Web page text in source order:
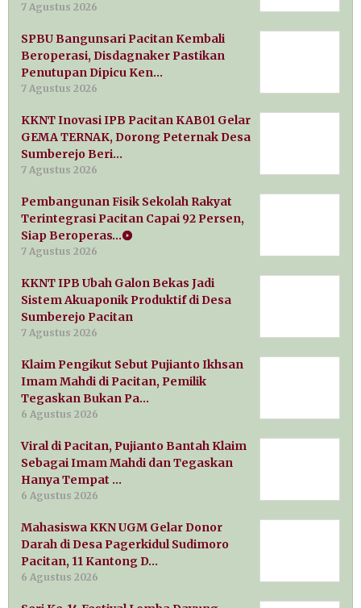
7 Agustus 2026
SPBU Bangunsari Pacitan Kembali
Beroperasi, Disdagnaker Pastikan
Penutupan Dipicu Ken…
7 Agustus 2026
KKNT Inovasi IPB Pacitan KAB01 Gelar
GEMA TERNAK, Dorong Peternak Desa
Sumberejo Beri…
7 Agustus 2026
Pembangunan Fisik Sekolah Rakyat
Terintegrasi Pacitan Capai 92 Persen,
Siap Beroperas…
7 Agustus 2026
KKNT IPB Ubah Galon Bekas Jadi
Sistem Akuaponik Produktif di Desa
Sumberejo Pacitan
7 Agustus 2026
Klaim Pengikut Sebut Pujianto Ikhsan
Imam Mahdi di Pacitan, Pemilik
Tegaskan Bukan Pa…
6 Agustus 2026
Viral di Pacitan, Pujianto Bantah Klaim
Sebagai Imam Mahdi dan Tegaskan
Hanya Tempat …
6 Agustus 2026
Mahasiswa KKN UGM Gelar Donor
Darah di Desa Pagerkidul Sudimoro
Pacitan, 11 Kantong D…
6 Agustus 2026